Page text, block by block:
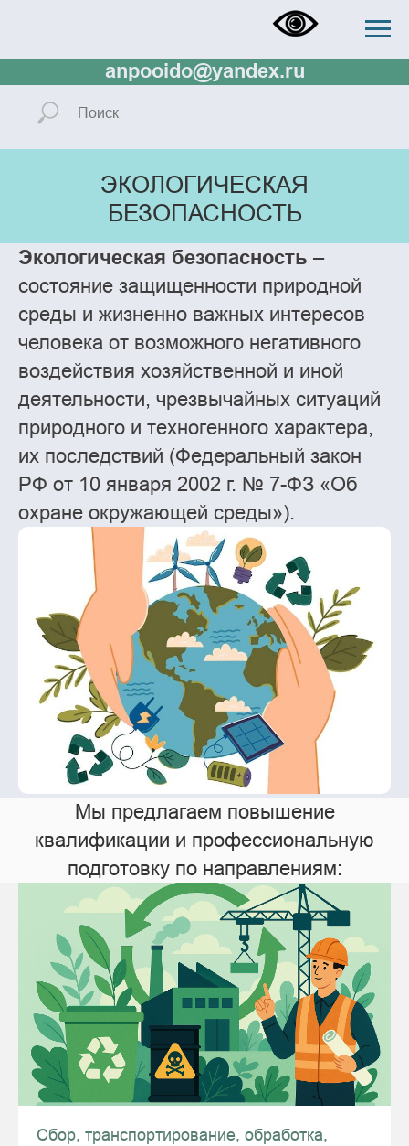
+73433832673, +73433288138,
+79321137807, rector.ido@gmail.com,
anpooido@yandex.ru
ЭКОЛОГИЧЕСКАЯ
БЕЗОПАСНОСТЬ
Экологическая безопасность –
состояние защищенности природной
среды и жизненно важных интересов
человека от возможного негативного
воздействия хозяйственной и иной
деятельности, чрезвычайных ситуаций
природного и техногенного характера,
их последствий (Федеральный закон
РФ от 10 января 2002 г. № 7-ФЗ «Об
охране окружающей среды»).
Мы предлагаем повышение
квалификации и профессиональную
подготовку по направлениям:
Сбор, транспортирование, обработка,